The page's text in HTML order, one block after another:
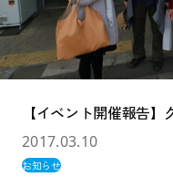
【イベント開催報告
2017.03.10
お知らせ